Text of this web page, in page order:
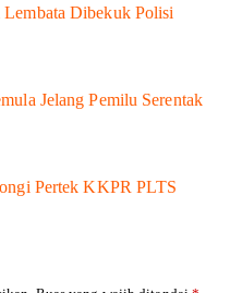
Dibekuk Polisi
Jelang Pemilu Serentak
Pertek KKPR PLTS